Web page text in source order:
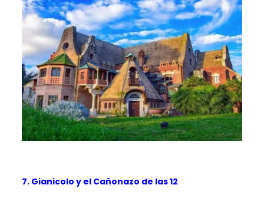
7. Gianicolo y el Cañonazo de las 12